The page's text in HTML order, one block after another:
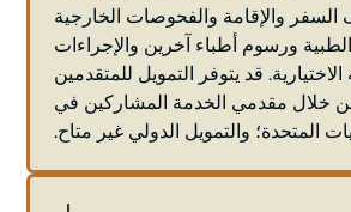
والإقامة والفحوصات الخارجية
ورسوم أطباء آخرين والإجراءات
الاختيارية. قد يتوفر التمويل للمتقدمين
خلال مقدمي الخدمة المشاركين في
المتحدة؛ والتمويل الدولي غير متاح.